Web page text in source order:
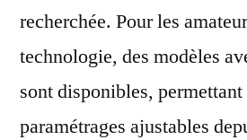
recherchée. Pour les
technologie, des modèles
sont disponibles, permettant
paramétrages ajustables